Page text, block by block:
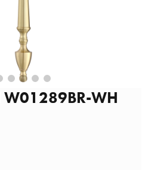
W01289BR-WH